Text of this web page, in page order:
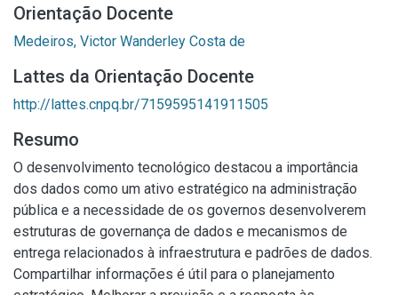
Orientação Docente
Medeiros, Victor Wanderley Costa de
Lattes da Orientação Docente
http://lattes.cnpq.br/7159595141911505
Resumo
O desenvolvimento tecnológico destacou a importância
dos dados como um ativo estratégico na administração
pública e a necessidade de os governos desenvolverem
estruturas de governança de dados e mecanismos de
entrega relacionados à infraestrutura e padrões de dados.
Compartilhar informações é útil para o planejamento